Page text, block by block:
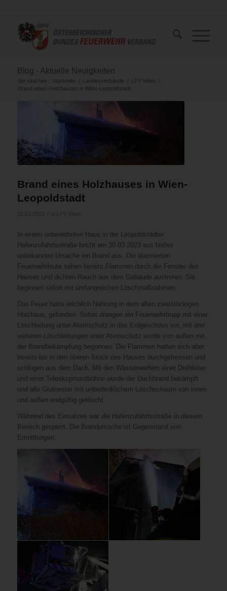
Blog - Aktuelle Neuigkeiten
Sie sind hier: Startseite / Landesverbände / LFV Wien
/
Brand eines Holzhauses in Wien-Leopoldstadt
Brand eines Holzhauses in Wien-
Leopoldstadt
In einem unbewohnten Haus in der Leopoldstädter
Hafenzufahrtsstraße bricht am 30.03.2023 aus bisher
unbekannter Ursache ein Brand aus. Die alarmierten
Feuerwehrleute sehen bereits Flammen durch die Fenster des
Hauses und dichten Rauch aus dem Gebäude austreten. Sie
beginnen sofort mit umfangreichen Löschmaßnahmen.
Das Feuer hatte reichlich Nahrung in dem alten zweistöckigen
Holzhaus, gefunden. Sofort drangen ein Feuerwehrtrupp mit einer
Löschleitung unter Atemschutz in das Erdgeschoss vor, mit drei
weiteren Löschleitungen unter Atemschutz wurde von außen mit
der Brandbekämpfung begonnen. Die Flammen hatten sich aber
bereits bis in den oberen Stock des Hauses durchgefressen und
schlugen aus dem Dach. Mit den Wasserwerfern einer Drehleiter
und einer Teleskopmastbühne wurde der Dachbrand bekämpft
und alle Glutnester mit unbedenklichem Löschschaum von innen
und außen endgültig gelöscht.
Während des Einsatzes war die Hafenzufahrtsstraße in diesem
Bereich gesperrt. Die Brandursache ist Gegenstand von
Ermittlungen.